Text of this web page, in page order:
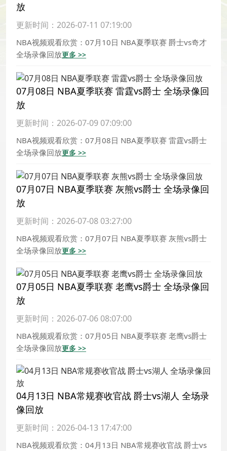
放
更新时间：2026-07-11 07:19:00
NBA视频观看欣赏：07月10日 NBA夏季联赛 爵士vs奇才
全场录像回放更多 >>
07月08日 NBA夏季联赛 雷霆vs爵士 全场录像回
放
更新时间：2026-07-09 07:09:00
NBA视频观看欣赏：07月08日 NBA夏季联赛 雷霆vs爵士
全场录像回放更多 >>
07月07日 NBA夏季联赛 灰熊vs爵士 全场录像回
放
更新时间：2026-07-08 03:27:00
NBA视频观看欣赏：07月07日 NBA夏季联赛 灰熊vs爵士
全场录像回放更多 >>
07月05日 NBA夏季联赛 老鹰vs爵士 全场录像回
放
更新时间：2026-07-06 08:07:00
NBA视频观看欣赏：07月05日 NBA夏季联赛 老鹰vs爵士
全场录像回放更多 >>
04月13日 NBA常规赛收官战 爵士vs湖人 全场录
像回放
更新时间：2026-04-13 17:47:00
NBA视频观看欣赏：04月13日 NBA常规赛收官战 爵士vs